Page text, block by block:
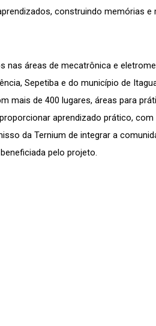
construindo memórias
nas áreas de mecatrônica e
Sepetiba e do município de
mais de 400 lugares, áreas para
aprendizado prático,
da Ternium de integrar a
pelo projeto.